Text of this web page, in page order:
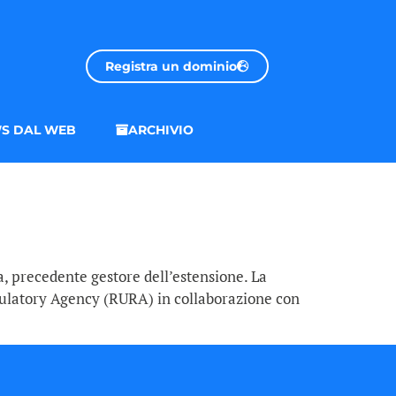
Registra un dominio
DAL WEB ARCHIVIO
gestore dell’estensione. La
Agency (RURA) in collaborazione con